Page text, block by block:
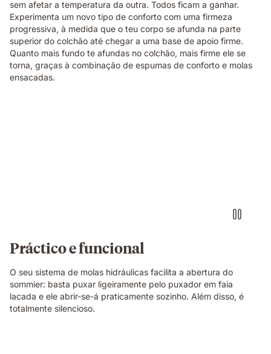
sem afetar a temperatura da outra. Todos ficam a ganhar.
Experimenta um novo tipo de conforto com uma firmeza
progressiva, à medida que o teu corpo se afunda na parte
superior do colchão até chegar a uma base de apoio firme.
Quanto mais fundo te afundas no colchão, mais firme ele se
torna, graças à combinação de espumas de conforto e molas
ensacadas.
Práctico e funcional
O seu sistema de molas hidráulicas facilita a abertura do
sommier: basta puxar ligeiramente pelo puxador em faia
lacada e ele abrir-se-á praticamente sozinho. Além disso, é
totalmente silencioso.